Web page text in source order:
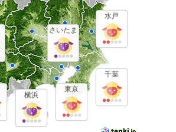
水戸
さいたま
千葉
東京
横浜